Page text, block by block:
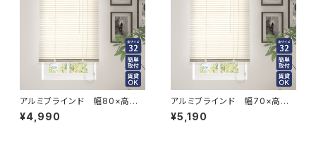
アルミブラインド 幅80×高さ1
08cm SH-29-TAB80-108
¥4,990
アルミブラインド 幅70×高さ1
38cm SH-29-TAB70-138
¥5,190